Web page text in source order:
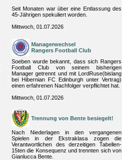
Seit Monaten war über eine Entlassung des
45-Jährigen spekuliert worden.
Mittwoch, 01.07.2026
Managerwechsel
Rangers Football Club
Soeben wurde bekannt, dass sich Rangers
Football Club von seinem bisherigen
Manager getrennt und mit LordRuse(bislang
bei Hibernian FC Edinburgh unter Vertrag)
einen erfahrenen Nachfolger verpflichtet hat.
Mittwoch, 01.07.2026
Trennung von Bente besiegelt!
Nach Niederlagen in den vergangenen
Spielen in der Ekstraklasa zogen die
Verantwortlichen des derzeitigen Tabellen-
15ten die Konsequenz und trennten sich von
Gianlucca Bente.